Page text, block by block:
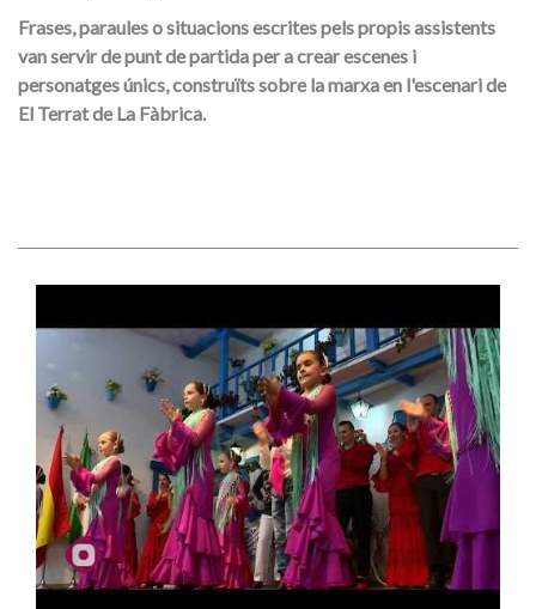
Frases, paraules o situacions escrites pels propis assistents
van servir de punt de partida per a crear escenes i
personatges únics, construïts sobre la marxa en l'escenari de
El Terrat de La Fàbrica.